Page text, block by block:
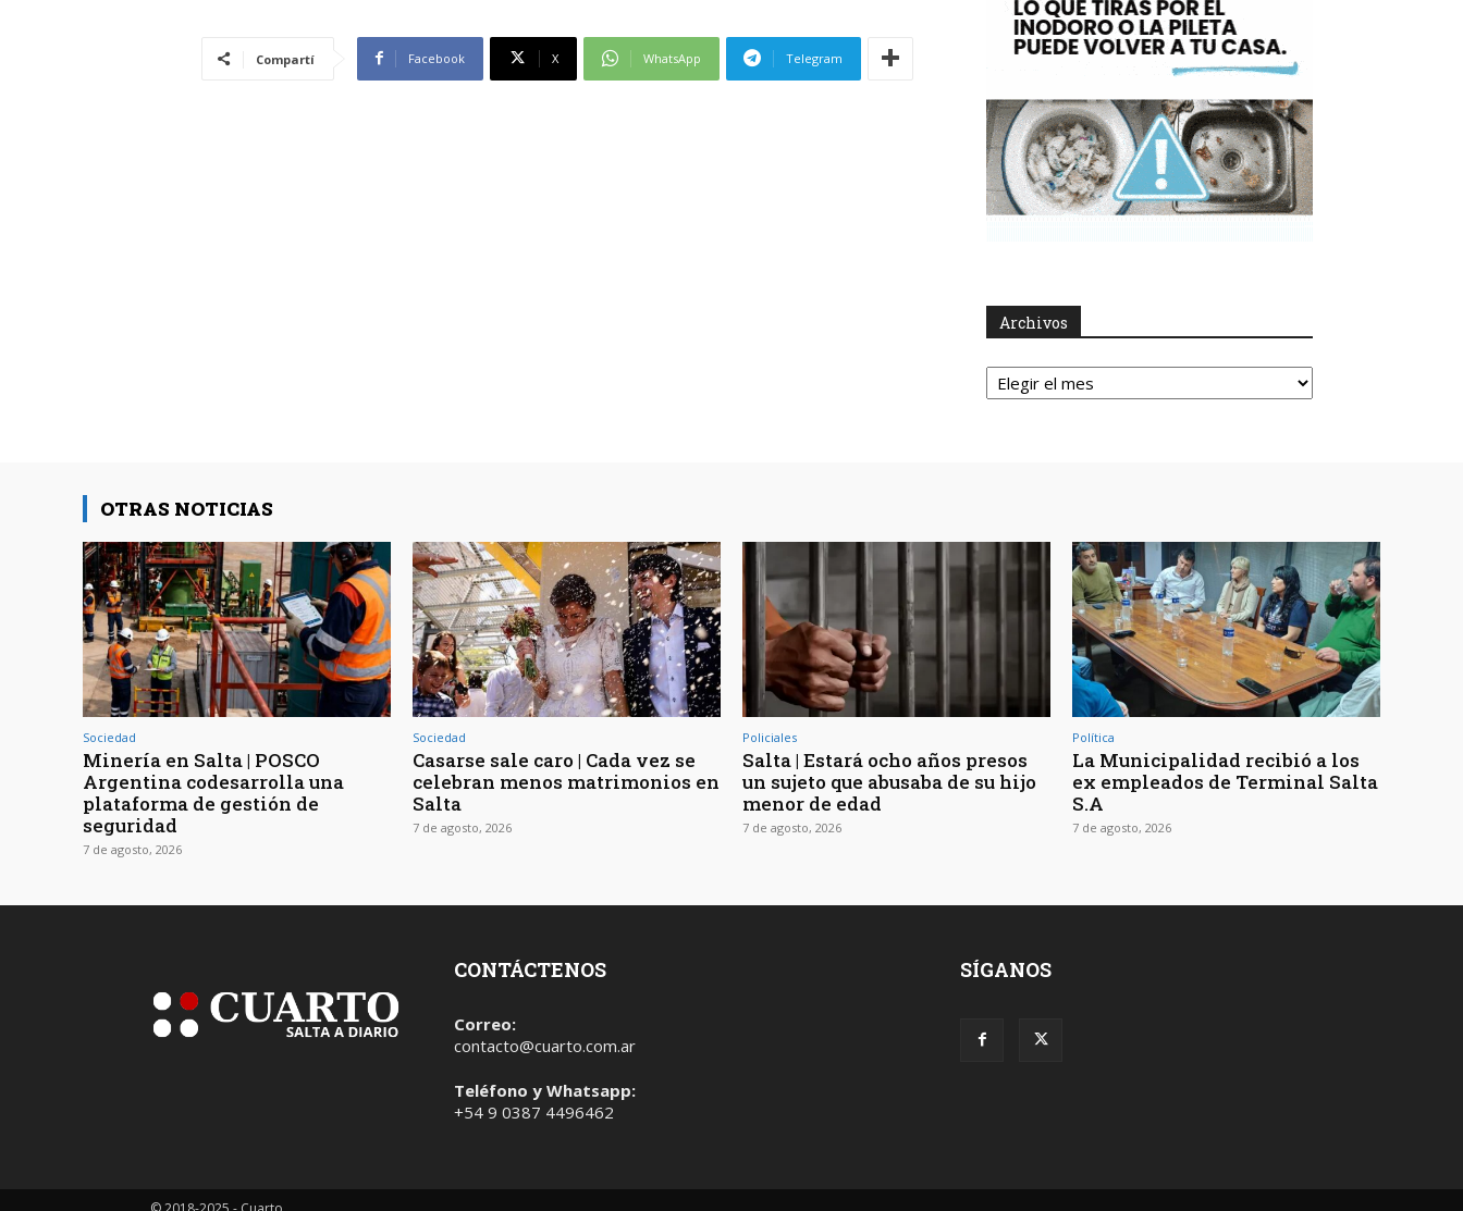
Compartí Facebook X WhatsApp Telegram
Archivos
Archivos
OTRAS NOTICIAS
Sociedad
Minería en Salta | POSCO
Argentina codesarrolla una
plataforma de gestión de
seguridad
7 de agosto, 2026
Sociedad
Casarse sale caro | Cada vez se
celebran menos matrimonios en
Salta
7 de agosto, 2026
Policiales
Salta | Estará ocho años presos
un sujeto que abusaba de su hijo
menor de edad
7 de agosto, 2026
Política
La Municipalidad recibió a los
ex empleados de Terminal Salta
S.A
7 de agosto, 2026
CONTÁCTENOS
Correo:
contacto@cuarto.com.ar
Teléfono y Whatsapp:
+54 9 0387 4496462
SÍGANOS